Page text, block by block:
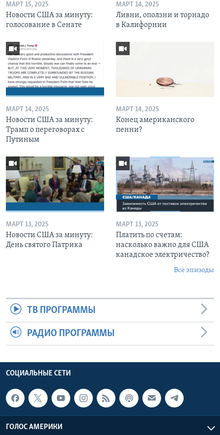
МАРТ 15, 2025
Новости США за минуту:
голосование в Сенате
МАРТ 14, 2025
Ливни, оползни и торнадо
в Калифорнии
МАРТ 14, 2025
Новости США за минуту:
Трамп о переговорах с
Путиным
МАРТ 14, 2025
Конец американского
пенни?
МАРТ 13, 2025
Новости США за минуту:
День святого Патрика
МАРТ 13, 2025
Платить по счетам:
насколько важно для США
канадское электричество?
Все эпизоды
ТВ ПРОГРАММЫ
РАДИО ПРОГРАММЫ
СОЦИАЛЬНЫЕ СЕТИ
ГОЛОС АМЕРИКИ